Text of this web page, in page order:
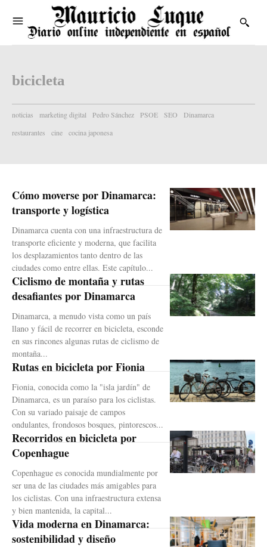
bicicleta
noticias marketing digital Pedro Sánchez PSOE SEO
Dinamarca
restaurantes
cine cocina japonesa
Cómo moverse por Dinamarca:
transporte y logística
Dinamarca cuenta con una infraestructura de
transporte eficiente y moderna, que facilita
los desplazamientos tanto dentro de las
ciudades como entre ellas. Este capítulo...
Ciclismo de montaña y rutas
desafiantes por Dinamarca
Dinamarca, a menudo vista como un país
llano y fácil de recorrer en bicicleta, esconde
en sus rincones algunas rutas de ciclismo de
montaña...
Rutas en bicicleta por Fionia
Fionia, conocida como la "isla jardín" de
Dinamarca, es un paraíso para los ciclistas.
Con su variado paisaje de campos
ondulantes, frondosos bosques, pintorescos...
Recorridos en bicicleta por
Copenhague
Copenhague es conocida mundialmente por
ser una de las ciudades más amigables para
los ciclistas. Con una infraestructura extensa
y bien mantenida, la capital...
Vida moderna en Dinamarca:
sostenibilidad y diseño